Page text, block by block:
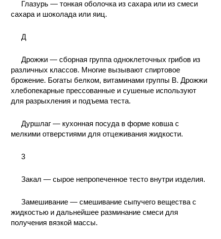
Глазурь — тонкая оболочка из сахара или из смеси
сахара и шоколада или яиц.
Д
Дрожжи — сборная группа одноклеточных грибов из
различных классов. Многие вызывают спиртовое
брожение. Богаты белком, витаминами группы В. Дрожжи
хлебопекарные прессованные и сушеные используют
для разрыхления и подъема теста.
Дуршлаг — кухонная посуда в форме ковша с
мелкими отверстиями для отцеживания жидкости.
3
Закал — сырое непропеченное тесто внутри изделия.
Замешивание — смешивание сыпучего вещества с
жидкостью и дальнейшее разминание смеси для
получения вязкой массы.